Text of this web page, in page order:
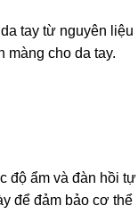
tay từ nguyên liệu
màng cho da tay.
độ ẩm và đàn hồi tự
để đảm bảo cơ thể